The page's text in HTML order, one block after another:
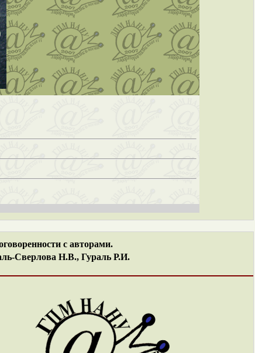
с авторами.
Сверлова Н.В., Гураль Р.И.